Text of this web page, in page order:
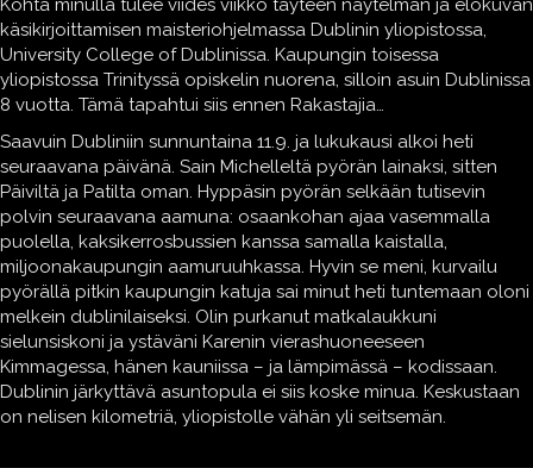
käsikirjoittamisen maisteriohjelmassa Dublinin yliopistossa,
University College of Dublinissa. Kaupungin toisessa
yliopistossa Trinityssä opiskelin nuorena, silloin asuin Dublinissa
8 vuotta. Tämä tapahtui siis ennen Rakastajia…
Saavuin Dubliniin sunnuntaina 11.9. ja lukukausi alkoi heti
seuraavana päivänä. Sain Michelleltä pyörän lainaksi, sitten
Päiviltä ja Patilta oman. Hyppäsin pyörän selkään tutisevin
polvin seuraavana aamuna: osaankohan ajaa vasemmalla
puolella, kaksikerrosbussien kanssa samalla kaistalla,
miljoonakaupungin aamuruuhkassa. Hyvin se meni, kurvailu
pyörällä pitkin kaupungin katuja sai minut heti tuntemaan oloni
melkein dublinilaiseksi. Olin purkanut matkalaukkuni
sielunsiskoni ja ystäväni Karenin vierashuoneeseen
Kimmagessa, hänen kauniissa – ja lämpimässä – kodissaan.
Dublinin järkyttävä asuntopula ei siis koske minua. Keskustaan
on nelisen kilometriä, yliopistolle vähän yli seitsemän.